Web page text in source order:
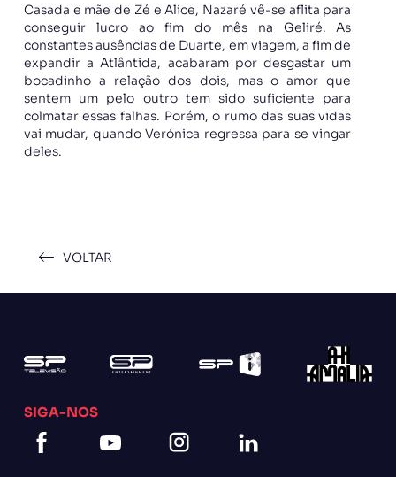
Casada e mãe de Zé e Alice, Nazaré vê-se aflita para
conseguir lucro ao fim do mês na Geliré. As
constantes ausências de Duarte, em viagem, a fim de
expandir a Atlântida, acabaram por desgastar um
bocadinho a relação dos dois, mas o amor que
sentem um pelo outro tem sido suficiente para
colmatar essas falhas. Porém, o rumo das suas vidas
vai mudar, quando Verónica regressa para se vingar
deles.
VOLTAR
SIGA-NOS